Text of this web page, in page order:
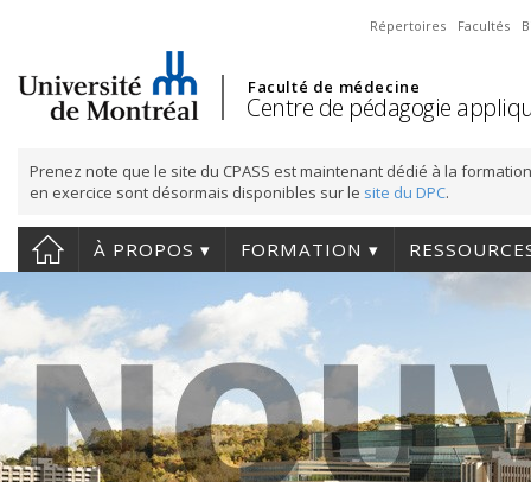
Répertoires Facultés
Faculté de médecine
Centre de pédagogie
Prenez note que le site du CPASS est maintenant dédié à la
en exercice sont désormais disponibles sur le site du DPC.
À PROPOS FORMATION